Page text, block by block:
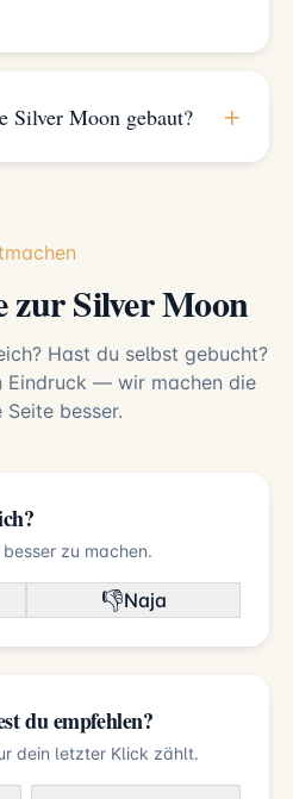
Silver Moon gebaut? +
zur Silver Moon
Hast du selbst gebucht?
Eindruck — wir machen die
Seite besser.
zu machen.
👎Naja
du empfehlen?
dein letzter Klick zählt.